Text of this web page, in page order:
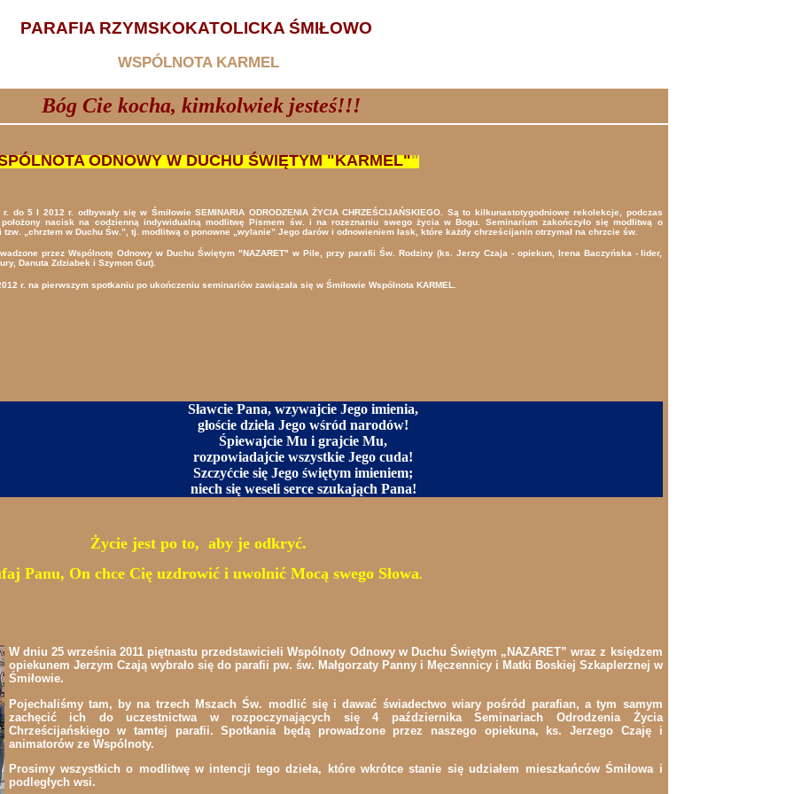
PARAFIA RZYMSKOKATOLICKA ŚMIŁOWO
WSPÓLNOTA KARMEL
Bóg Cie kocha, kimkolwiek jesteś!!!
ODNOWY W DUCHU ŚWIĘTYM "KARMEL""
do 5 I 2012 r. odbywały się w Śmiłowie SEMINARIA ODRODZENIA ŻYCIA CHRZEŚCIJAŃSKIEGO. Są to kilkunastotygodniowe rekolekcje, podczas
nacisk na codzienną indywidualną modlitwę Pismem św. i na rozeznaniu swego życia w Bogu. Seminarium zakończyło się modlitwą o
tzw. „chrztem w Duchu Św.”, tj. modlitwą o ponowne „wylanie” Jego darów i odnowieniem łask, które każdy chrześcijanin otrzymał na chrzcie św.
przez Wspólnotę Odnowy w Duchu Świętym "NAZARET" w Pile, przy parafii Św. Rodziny (ks. Jerzy Czaja - opiekun, Irena Baczyńska - lider,
Danuta Zdziabek i Szymon Gut).
r. na pierwszym spotkaniu po ukończeniu seminariów zawiązała się w Śmiłowie Wspólnota KARMEL.
Sławcie Pana, wzywajcie Jego imienia,
głoście dzieła Jego wśród narodów!
Śpiewajcie Mu i grajcie Mu,
rozpowiadajcie wszystkie Jego cuda!
Szczyćcie się Jego świętym imieniem;
niech się weseli serce szukająch Pana!
Życie jest po to, aby je odkryć.
Panu, On chce Cię uzdrowić i uwolnić Mocą swego Słowa.
W dniu 25 września 2011 piętnastu przedstawicieli Wspólnoty Odnowy w Duchu Świętym „NAZARET” wraz z księdzem
opiekunem Jerzym Czają wybrało się do parafii pw. św. Małgorzaty Panny i Męczennicy i Matki Boskiej Szkaplerznej w
Śmiłowie.
Pojechaliśmy tam, by na trzech Mszach Św. modlić się i dawać świadectwo wiary pośród parafian, a tym samym
zachęcić ich do uczestnictwa w rozpoczynających się 4 października Seminariach Odrodzenia Życia
Chrześcijańskiego w tamtej parafii. Spotkania będą prowadzone przez naszego opiekuna, ks. Jerzego Czaję i
animatorów ze Wspólnoty.
Prosimy wszystkich o modlitwę w intencji tego dzieła, które wkrótce stanie się udziałem mieszkańców Śmiłowa i
podległych wsi.